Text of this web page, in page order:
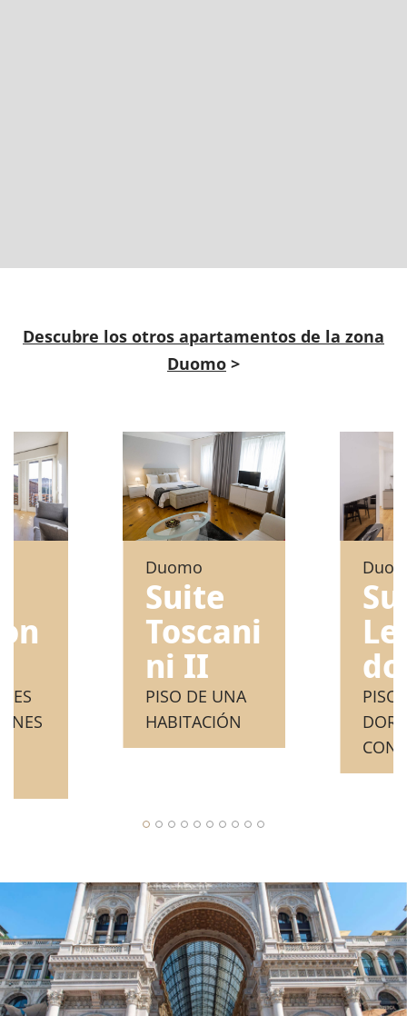
Descubre los otros apartamentos de la zona
Duomo >
Duomo
Suite
Toscani
ni II
PISO DE UNA
HABITACIÓN
do
PISO
CON